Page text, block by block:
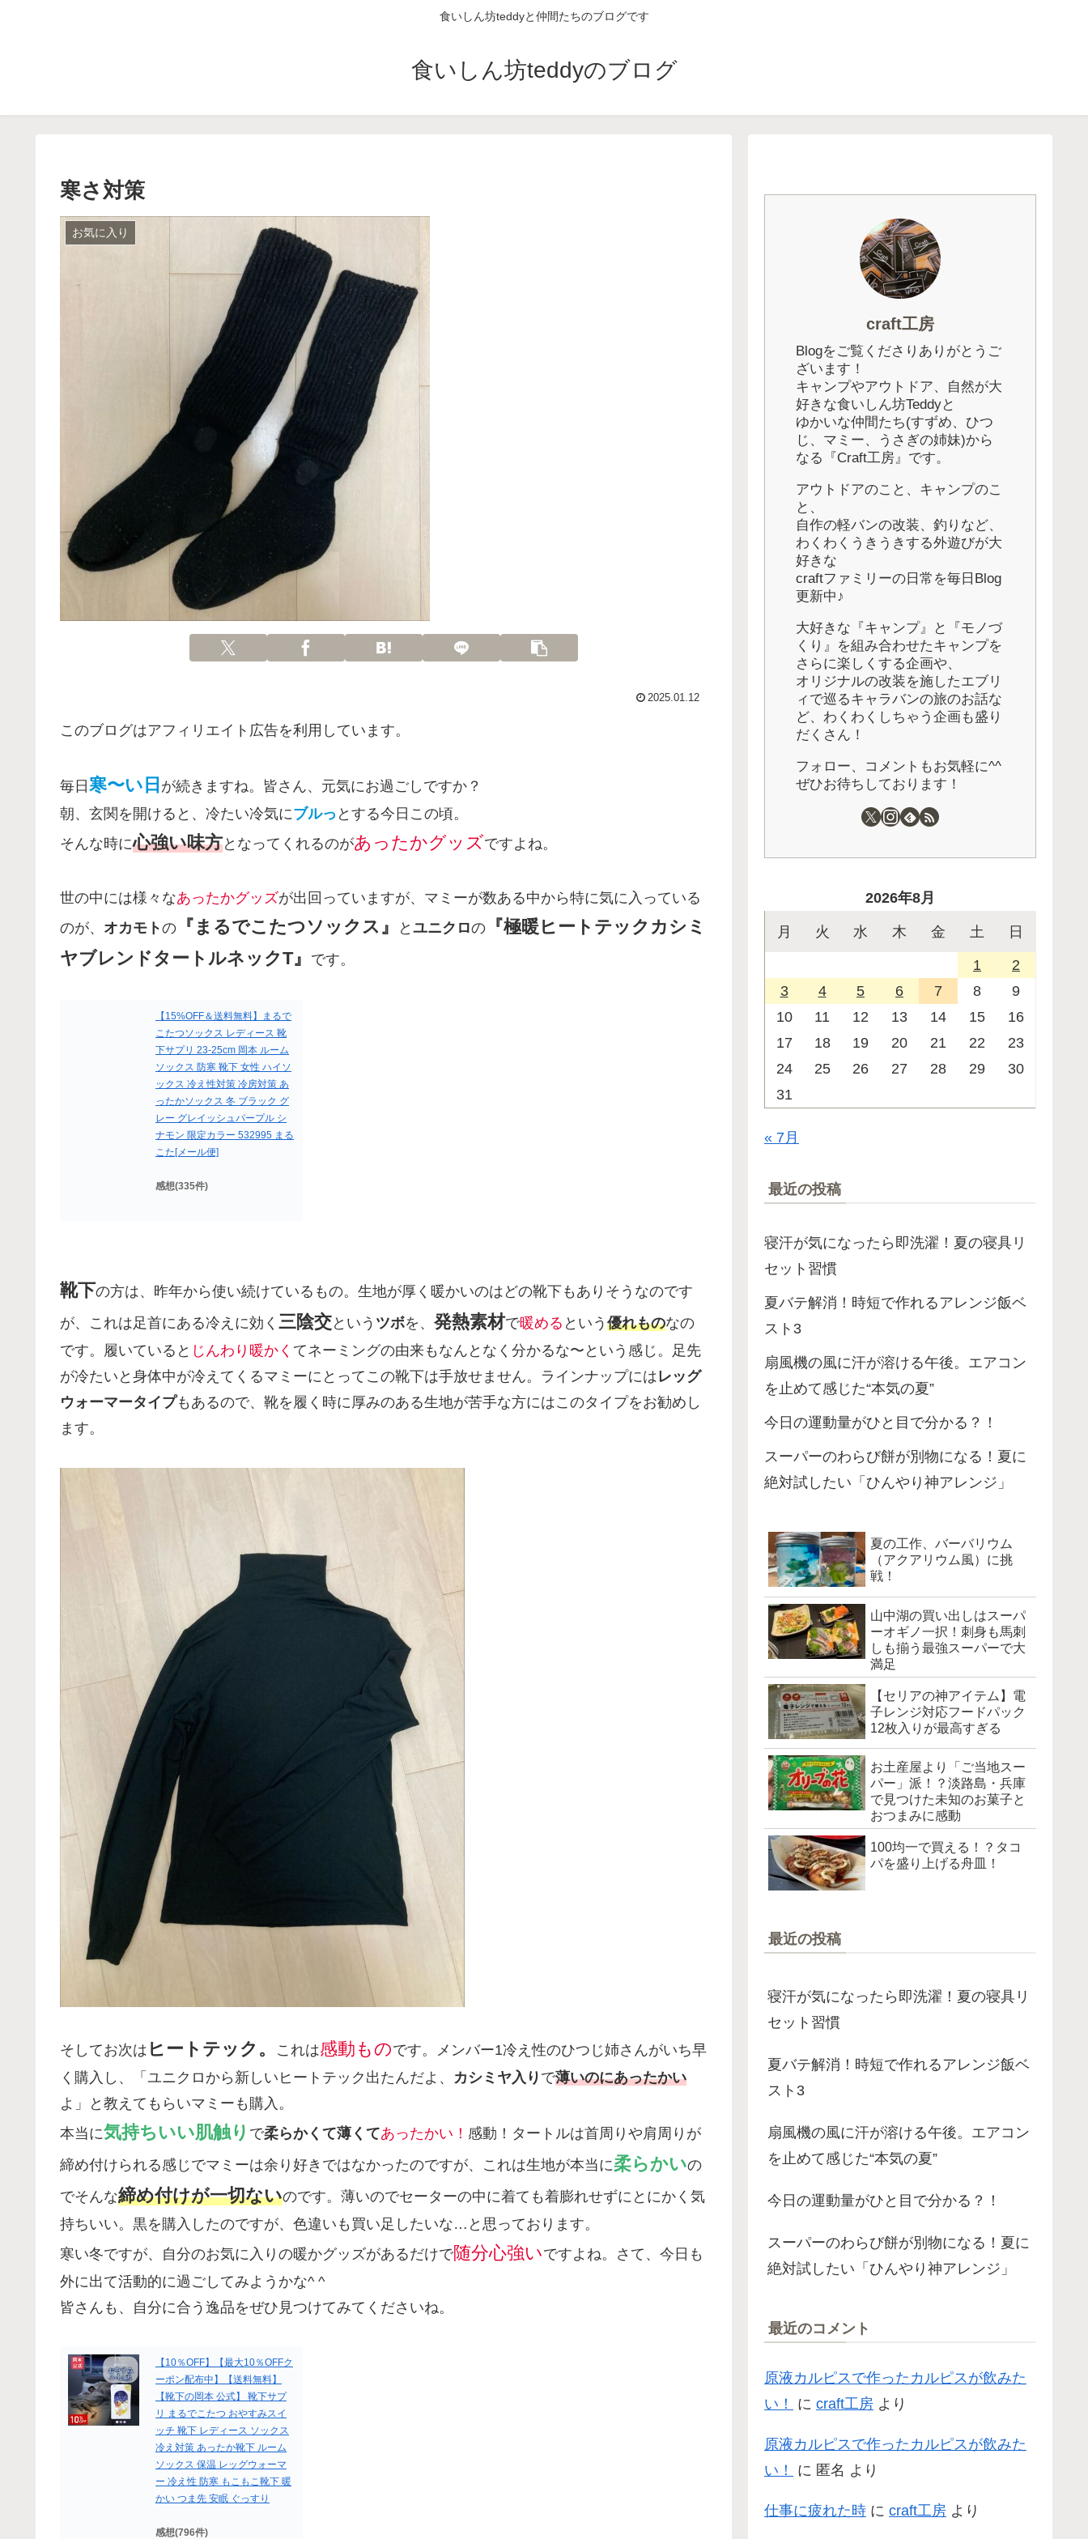
食いしん坊teddyと仲間たちのブログです
食いしん坊teddyのブログ
寒さ対策
お気に入り
2025.01.12
このブログはアフィリエイト広告を利用しています。
毎日 寒〜い日 が続きますね。皆さん、元気にお過ごしですか？
朝、玄関を開けると、冷たい冷気にブルっ とする今日この頃。
そんな時に心強い味方となってくれるのがあったかグッズですよね。
世の中には様々なあったかグッズが出回っていますが、マミーが数ある中から特に気に入っている
のが、 オカモトの 『まるでこたつソックス』 と ユニクロの
『極暖ヒートテックカシミ
ヤブレンドタートルネックT』
です。
【15%OFF＆送料無料】まるで
こたつソックス レディース 靴
下サプリ 23-25cm 岡本 ルーム
ソックス 防寒 靴下 女性 ハイソ
ックス 冷え性対策 冷房対策 あ
ったかソックス 冬 ブラック グ
レー グレイッシュパープル シ
ナモン 限定カラー 532995 まる
こた[メール便]
感想(335件)
靴下の方は、昨年から使い続けているもの。生地が厚く暖かいのはどの靴下もありそうなのです
が、これは足首にある冷えに効く 三陰交という ツボを、 発熱素材で暖める という 優れものなの
です。履いていると じんわり暖かく てネーミングの由来もなんとなく分かるな〜という感じ。足先
が冷たいと身体中が冷えてくるマミーにとってこの靴下は手放せません。ラインナップにはレッグ
ウォーマータイプもあるので、靴を履く時に厚みのある生地が苦手な方にはこのタイプをお勧めし
ます。
そしてお次は ヒートテック。 これは感動ものです。メンバー1冷え性のひつじ姉さんがいち早
く購入し、「ユニクロから新しいヒートテック出たんだよ、 カシミヤ入り で薄いのにあったかい
よ」と教えてもらいマミーも購入。
本当に気持ちいい肌触り で柔らかくて薄くてあったかい！ 感動！タートルは首周りや肩周りが
締め付けられる感じでマミーは余り好きではなかったのですが、これは生地が本当に柔らかいの
でそんな締め付けが一切ないのです。薄いのでセーターの中に着ても着膨れせずにとにかく気
持ちいい。黒を購入したのですが、色違いも買い足したいな…と思っております。
寒い冬ですが、自分のお気に入りの暖かグッズがあるだけで随分心強いですよね。さて、今日も
外に出て活動的に過ごしてみようかな^ ^
皆さんも、自分に合う逸品をぜひ見つけてみてくださいね。
【10％OFF】【最大10％OFFク
ーポン配布中】【送料無料】
【靴下の岡本 公式】 靴下サプ
リ まるでこたつ おやすみスイ
ッチ 靴下 レディース ソックス
冷え対策 あったか靴下 ルーム
ソックス 保温 レッグウォーマ
ー 冷え性 防寒 もこもこ靴下 暖
かい つま先 安眠 ぐっすり
感想(796件)
craft工房
Blogをご覧くださりありがとうご
ざいます！
キャンプやアウトドア、自然が大
好きな食いしん坊Teddyと
ゆかいな仲間たち(すずめ、ひつ
じ、マミー、うさぎの姉妹)から
なる『Craft工房』です。
アウトドアのこと、キャンプのこ
と、
自作の軽バンの改装、釣りなど、
わくわくうきうきする外遊びが大
好きな
craftファミリーの日常を毎日Blog
更新中♪
大好きな『キャンプ』と『モノづ
くり』を組み合わせたキャンプを
さらに楽しくする企画や、
オリジナルの改装を施したエブリ
ィで巡るキャラバンの旅のお話な
ど、わくわくしちゃう企画も盛り
だくさん！
フォロー、コメントもお気軽に^^
ぜひお待ちしております！
2026年8月
月 火 水 木 金 土 日
1
2
3
4 5 6 7 8
9
10
11 12 13 14 15
16
17
18 19 20 21 22
23
24
25 26 27 28 29
30
31
« 7月
最近の投稿
寝汗が気になったら即洗濯！夏の寝具リ
セット習慣
夏バテ解消！時短で作れるアレンジ飯ベ
スト3
扇風機の風に汗が溶ける午後。エアコン
を止めて感じた“本気の夏”
今日の運動量がひと目で分かる？！
スーパーのわらび餅が別物になる！夏に
絶対試したい「ひんやり神アレンジ」
夏の工作、バーバリウム
（アクアリウム風）に挑
戦！
山中湖の買い出しはスーパ
ーオギノ一択！刺身も馬刺
しも揃う最強スーパーで大
満足
【セリアの神アイテム】電
子レンジ対応フードパック
12枚入りが最高すぎる
お土産屋より「ご当地スー
パー」派！？淡路島・兵庫
で見つけた未知のお菓子と
おつまみに感動
100均一で買える！？タコ
パを盛り上げる舟皿！
最近の投稿
寝汗が気になったら即洗濯！夏の寝具リ
セット習慣
夏バテ解消！時短で作れるアレンジ飯ベ
スト3
扇風機の風に汗が溶ける午後。エアコン
を止めて感じた“本気の夏”
今日の運動量がひと目で分かる？！
スーパーのわらび餅が別物になる！夏に
絶対試したい「ひんやり神アレンジ」
最近のコメント
原液カルピスで作ったカルピスが飲みた
い！
に craft工房 より
原液カルピスで作ったカルピスが飲みた
い！
に 匿名 より
仕事に疲れた時 に craft工房 より